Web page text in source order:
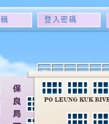
登
名
稱
登
密
碼